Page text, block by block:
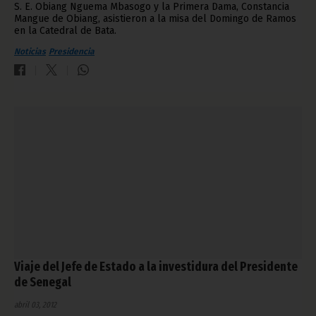
S. E. Obiang Nguema Mbasogo y la Primera Dama, Constancia
Mangue de Obiang, asistieron a la misa del Domingo de Ramos
en la Catedral de Bata.
Noticias Presidencia
Viaje del Jefe de Estado a la investidura del Presidente
de Senegal
abril 03, 2012